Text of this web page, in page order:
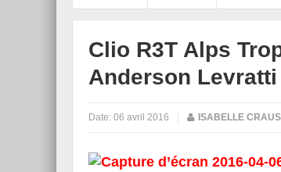
Clio R3T Alps
Anderson Levratti
Date: 06 avril 2016 ISABELLE